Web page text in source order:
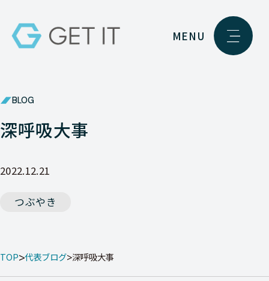
MENU
BLOG
深呼吸大事
2022.12.21
つぶやき
TOP 代表ブログ 深呼吸大事